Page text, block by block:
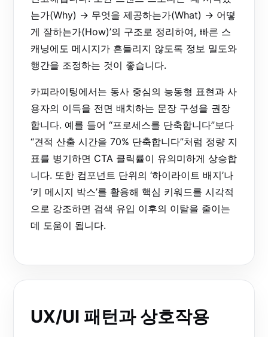
는가(Why) → 무엇을 제공하는가(What) → 어떻
게 잘하는가(How)’의 구조로 정리하여, 빠른 스
캐닝에도 메시지가 흔들리지 않도록 정보 밀도와
행간을 조정하는 것이 좋습니다.
카피라이팅에서는 동사 중심의 능동형 표현과 사
용자의 이득을 전면 배치하는 문장 구성을 권장
합니다. 예를 들어 “프로세스를 단축합니다”보다
“견적 산출 시간을 70% 단축합니다”처럼 정량 지
표를 병기하면 CTA 클릭률이 유의미하게 상승합
니다. 또한 컴포넌트 단위의 ‘하이라이트 배지’나
‘키 메시지 박스’를 활용해 핵심 키워드를 시각적
으로 강조하면 검색 유입 이후의 이탈을 줄이는
데 도움이 됩니다.
UX/UI 패턴과 상호작용